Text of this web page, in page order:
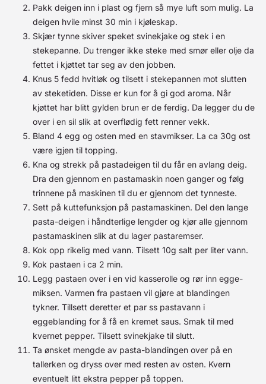
Pakk deigen inn i plast og fjern så mye luft som mulig. La
deigen hvile minst 30 min i kjøleskap.
Skjær tynne skiver speket svinekjake og stek i en
stekepanne. Du trenger ikke steke med smør eller olje da
fettet i kjøttet tar seg av den jobben.
Knus 5 fedd hvitløk og tilsett i stekepannen mot slutten
av steketiden. Disse er kun for å gi god aroma. Når
kjøttet har blitt gylden brun er de ferdig. Da legger du de
over i en sil slik at overflødig fett renner vekk.
Bland 4 egg og osten med en stavmikser. La ca 30g ost
være igjen til topping.
Kna og strekk på pastadeigen til du får en avlang deig.
Dra den gjennom en pastamaskin noen ganger og følg
trinnene på maskinen til du er gjennom det tynneste.
Sett på kuttefunksjon på pastamaskinen. Del den lange
pasta-deigen i håndterlige lengder og kjør alle gjennom
pastamaskinen slik at du lager pastaremser.
Kok opp rikelig med vann. Tilsett 10g salt per liter vann.
Kok pastaen i ca 2 min.
Legg pastaen over i en vid kasserolle og rør inn egge-
miksen. Varmen fra pastaen vil gjøre at blandingen
tykner. Tillsett deretter et par ss pastavann i
eggeblanding for å få en kremet saus. Smak til med
kvernet pepper. Tilsett svinekjake til slutt.
Ta ønsket mengde av pasta-blandingen over på en
tallerken og dryss over med resten av osten. Kvern
eventuelt litt ekstra pepper på toppen.